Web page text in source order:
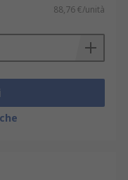
88,76 €/unità